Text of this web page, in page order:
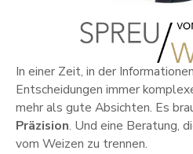
In einer Zeit, in der
Entscheidungen immer
mehr als gute Absichten. Es
Präzision. Und eine Beratung,
vom Weizen zu trennen.